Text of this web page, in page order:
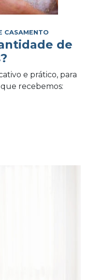
CASAMENTO
de
e prático, para
recebemos: